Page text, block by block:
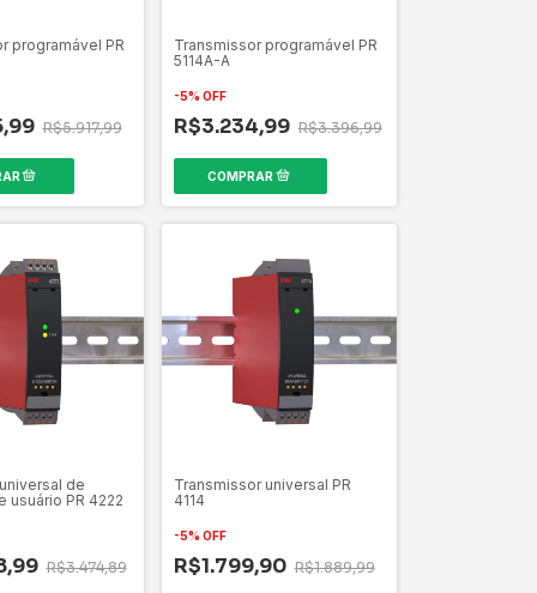
programável PR
R$5.917,99
Transmissor programável PR
5114A-A
-5% OFF
R$3.234,99 R$3.396,99
de
usuário PR 4222
R$3.474,89
Transmissor universal PR
4114
-5% OFF
R$1.799,90 R$1.889,99